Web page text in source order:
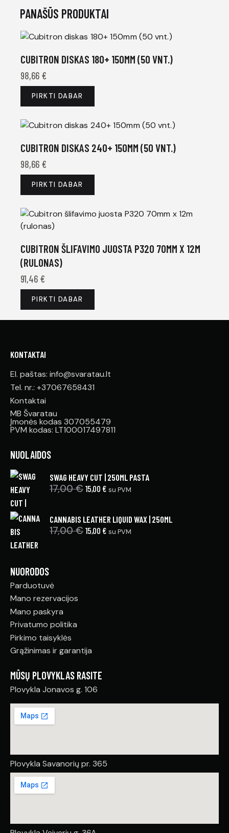
PANAŠŪS PRODUKTAI
CUBITRON DISKAS 180+ 150MM (50 VNT.)
98,66 €
PIRKTI DABAR
CUBITRON DISKAS 240+ 150MM (50 VNT.)
98,66 €
PIRKTI DABAR
CUBITRON ŠLIFAVIMO JUOSTA P320 70MM X 12M
(RULONAS)
91,46 €
PIRKTI DABAR
KONTAKTAI
El. paštas: info@svaratau.lt
Tel. nr.: +37067658431
Kontaktai
MB Švaratau
Įmonės kodas 307055479
PVM kodas: LT100017497811
NUOLAIDOS
SWAG HEAVY CUT | 250ML PASTA
17,00€ 15,00 € su PVM
CANNABIS LEATHER LIQUID WAX | 250ML
17,00€ 15,00 € su PVM
NUORODOS
Parduotuvė
Mano rezervacijos
Mano paskyra
Privatumo politika
Pirkimo taisyklės
Grąžinimas ir garantija
MŪSŲ PLOVYKLAS RASITE
Plovykla Jonavos g. 106
Plovykla Savanorių pr. 365